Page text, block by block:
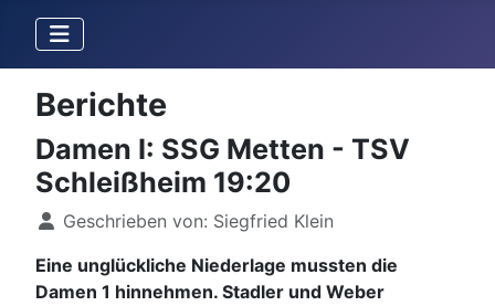
Berichte
Damen I: SSG Metten - TSV
Schleißheim 19:20
DetailsGeschrieben von: Siegfried Klein
Eine unglückliche Niederlage mussten die
Damen 1 hinnehmen. Stadler und Weber